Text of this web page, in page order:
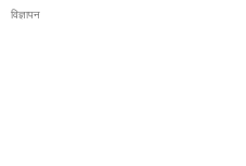
विज्ञापन